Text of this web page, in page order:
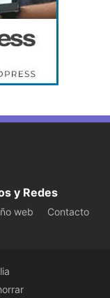
y Redes
web
Contacto